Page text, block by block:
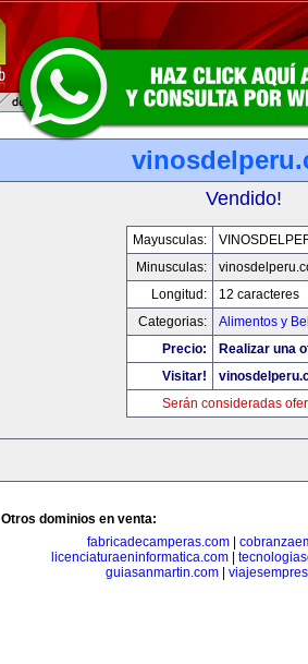
Vendido!
Mayusculas:
Minusculas:
Longitud:
12 caracteres
Categorias:
Alimentos y
Precio:
Realizar una
Visitar!
Serán consideradas
Otros dominios en venta:
fabricadecamperas.com
licenciaturaeninformatica.com|
guiasanmartin.com|